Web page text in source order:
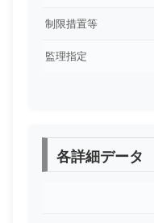
制限措置等
監理指定
各詳細データ